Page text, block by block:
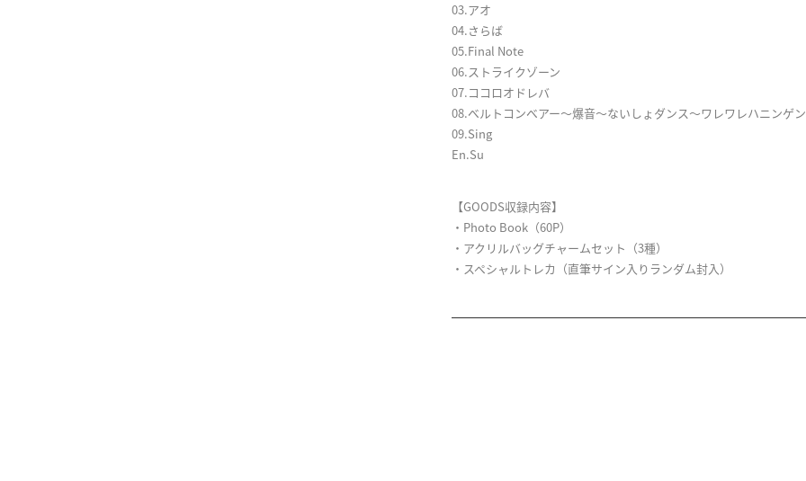
03.アオ
04.さらば
05.Final Note
06.ストライクゾーン
07.ココロオドレバ
08.ベルトコンベアー～爆⾳～ないしょダンス～ワレワレハニンゲ
09.Sing
En.Su
【GOODS収録内容】
・Photo Book（60P）
・アクリルバッグチャームセット（3種）
・スペシャルトレカ（直筆サイン入りランダム封入）